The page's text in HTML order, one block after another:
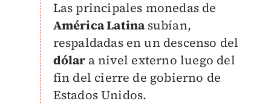
Las principales monedas de
América Latinasubían,
respaldadas en un descenso del
dólar a nivel externo luego del
fin del cierre de gobierno de
Estados Unidos.